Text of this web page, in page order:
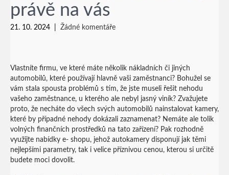
právě na vás
21. 10. 2024 Žádné komentáře
Vlastníte firmu, ve které máte několik nákladních či jiných
automobilů, které používají hlavně vaši zaměstnanci? Bohužel se
vám stala spousta problémů s tím, že jste museli řešit nehodu
vašeho zaměstnance, u kterého ale nebyl jasný viník? Zvažujete
proto, že necháte do všech svých automobilů nainstalovat kamery,
které by případné nehody dokázali zaznamenat? Nemáte ale tolik
volných finančních prostředků na tato zařízení? Pak rozhodně
využijte nabídky e- shopu, jehož autokamery disponují jak těmi
nejlepšími parametry, tak i velice příznivou cenou, kterou si určitě
budete moci dovolit.